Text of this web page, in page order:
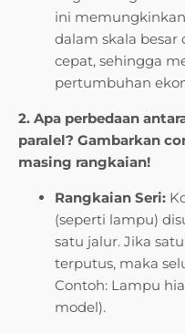
ini
dalam skala besar
cepat, sehingga
pertumbuhan
2. Apa perbedaan
paralel? Gambarkan
masing rangkaian!
Rangkaian Seri:
(seperti lampu)
satu jalur. Jika
terputus, maka
Contoh: Lampu
model).